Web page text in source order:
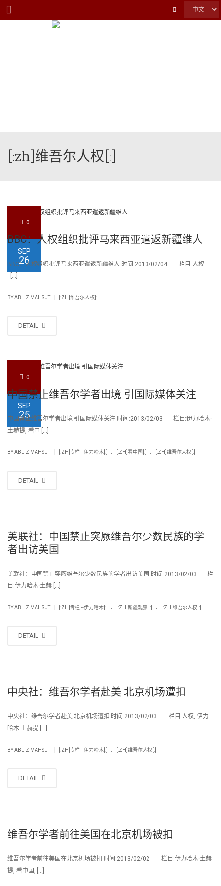
Menu
[:zh]维吾尔人权[:]
0
SEP
26
BBC：人权组织批评马来西亚遣返新疆维人
BBC：人权组织批评马来西亚遣返新疆维人 时间:2013/02/04 栏目:人权
[…]
BYABLIZ MAHSUT [:ZH]维吾尔人权[:]
DETAIL
0
SEP
25
中国禁止维吾尔学者出境 引国际媒体关注
中国禁止维吾尔学者出境 引国际媒体关注 时间:2013/02/03 栏目:伊力哈木·
土赫提, 看中 […]
BYABLIZ MAHSUT [:ZH]专栏 --伊力哈木[:] . [:ZH]看中国[:] . [:ZH]维吾尔人权[:]
DETAIL
美联社：中国禁止突厥维吾尔少数民族的学
者出访美国
美联社：中国禁止突厥维吾尔少数民族的学者出访美国 时间:2013/02/03 栏
目:伊力哈木·土赫 […]
BYABLIZ MAHSUT [:ZH]专栏 --伊力哈木[:] . [:ZH]新疆观察 [:] . [:ZH]维吾尔人权[:]
DETAIL
中央社：维吾尔学者赴美 北京机场遭扣
中央社：维吾尔学者赴美 北京机场遭扣 时间:2013/02/03 栏目:人权, 伊力
哈木·土赫提 […]
BYABLIZ MAHSUT [:ZH]专栏 --伊力哈木[:] . [:ZH]维吾尔人权[:]
DETAIL
维吾尔学者前往美国在北京机场被扣
维吾尔学者前往美国在北京机场被扣 时间:2013/02/02 栏目:伊力哈木·土赫
提, 看中国, […]